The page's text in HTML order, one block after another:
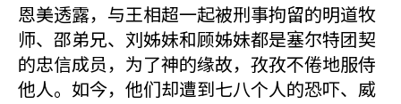
恩美透露，与王相超一起被刑事拘留的明道牧
师、邵弟兄、刘姊妹和顾姊妹都是塞尔特团契
的忠信成员，为了神的缘故，孜孜不倦地服侍
他人。如今，他们却遭到七八个人的恐吓、威